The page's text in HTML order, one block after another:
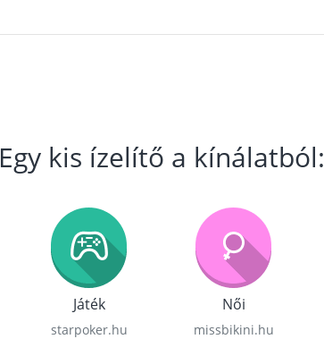
Egy kis ízelítő a kínálatból:
Játék
starpoker.hu
Női
missbikini.hu